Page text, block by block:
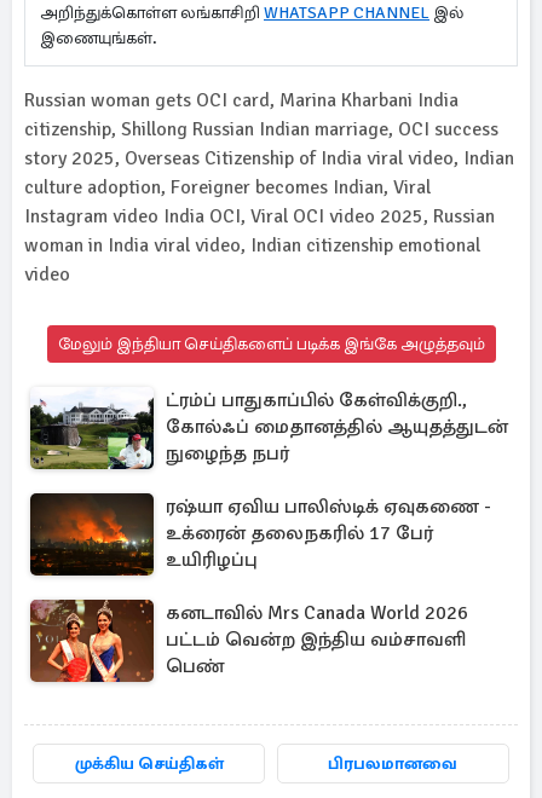
அறிந்துக்கொள்ள லங்காசிறி WHATSAPP CHANNEL இல்
இணையுங்கள்.
Russian woman gets OCI card, Marina Kharbani India
citizenship, Shillong Russian Indian marriage, OCI success
story 2025, Overseas Citizenship of India viral video, Indian
culture adoption, Foreigner becomes Indian, Viral
Instagram video India OCI, Viral OCI video 2025, Russian
woman in India viral video, Indian citizenship emotional
video
மேலும் இந்தியா செய்திகளைப் படிக்க இங்கே அழுத்தவும்
ட்ரம்ப் பாதுகாப்பில் கேள்விக்குறி.,
கோல்ஃப் மைதானத்தில் ஆயுதத்துடன்
நுழைந்த நபர்
ரஷ்யா ஏவிய பாலிஸ்டிக் ஏவுகணை -
உக்ரைன் தலைநகரில் 17 பேர்
உயிரிழப்பு
கனடாவில் Mrs Canada World 2026
பட்டம் வென்ற இந்திய வம்சாவளி
பெண்
முக்கிய செய்திகள் பிரபலமானவை